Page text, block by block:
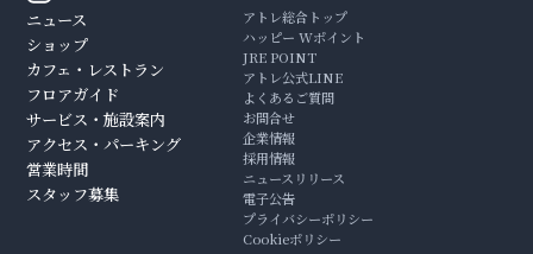
ニュース
ショップ
カフェ・レストラン
フロアガイド
サービス・施設案内
アクセス・パーキング
営業時間
スタッフ募集
アトレ総合トップ
ハッピー Wポイント
JRE POINT
アトレ公式LINE
よくあるご質問
お問合せ
企業情報
採用情報
ニュースリリース
電子公告
プライバシーポリシー
Cookieポリシー